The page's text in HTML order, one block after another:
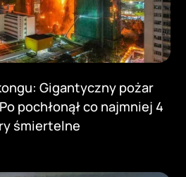
Gigantyczny pożar
pochłonął co najmniej 4
śmiertelne